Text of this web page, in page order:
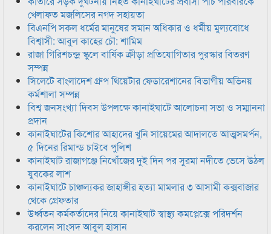
খেলাফত মজলিসের নগদ সহায়তা
বিএনপি সকল ধর্মের মানুষের সমান অধিকার ও ধর্মীয় মুল্যবোধে
বিশ্বাসী: আবুল কাহের চৌ: শামিম
রাজা গিরিশচন্দ্র স্কুলে বার্ষিক ক্রীড়া প্রতিযোগিতার পুরস্কার বিতরণ
সম্পন্ন
সিলেটে বাংলাদেশ গ্রুপ থিয়েটার ফেডারেশানের বিভাগীয় অভিনয়
কর্মশালা সম্পন্ন
বিশ্ব জনসংখ্যা দিবস উপলক্ষে কানাইঘাটে আলোচনা সভা ও সম্মাননা
প্রদান
কানাইঘাটের কিশোর আহাদের খুনি সায়েমের আদালতে আত্মসমর্পন,
৫ দিনের রিমান্ড চাইবে পুলিশ
কানাইঘাট রাজাগঞ্জে নিখোঁজের দুই দিন পর সুরমা নদীতে ভেসে উঠল
যুবকের লাশ
কানাইঘাটে চাঞ্চল্যকর জাহাঙ্গীর হত্যা মামলার ৩ আসামী কক্সবাজার
থেকে গ্রেফতার
উর্ধ্বতন কর্মকর্তাদের নিয়ে কানাইঘাট স্বাস্থ্য কমপ্লেক্সে পরিদর্শন
করলেন সাংসদ আবুল হাসান